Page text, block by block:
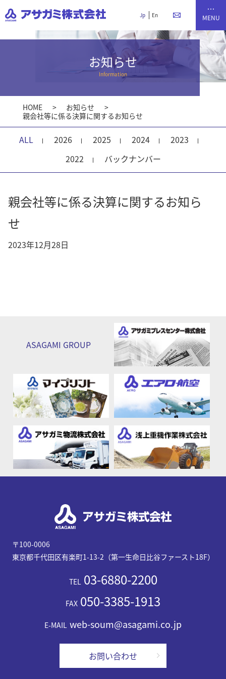
Jp En
お知らせ
Information
HOME
お知らせ
親会社等に係る決算に関するお知らせ
ALL 2026 2025 2024
2023
2022
バックナンバー
親会社等に係る決算に関するお知ら
せ
2023年12月28日
ASAGAMI GROUP
〒100-0006
東京都千代田区有楽町1-13-2（第一生命日比谷ファースト18F）
TEL 03-6880-2200
FAX 050-3385-1913
E-MAIL web-soum@asagami.co.jp
お問い合わせ